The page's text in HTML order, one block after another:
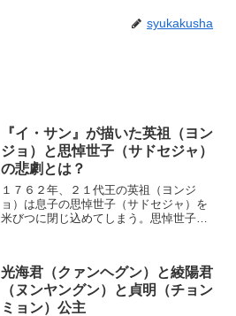
syukakusha
『イ・サン』が描いた英祖（ヨン
ジョ）と思悼世子（サドセジャ）
の悲劇とは？
１７６２年、２１代王の英祖（ヨンジ
ョ）は息子の思悼世子（サドセジャ）を
米びつに閉じ込めてしまう。思悼世子の
『イ・サン』の第１話の冒頭を振り...
光海君（クァンヘグン）と綾陽君
（ヌンヤングン）と貞明（チョン
ミョン）公主